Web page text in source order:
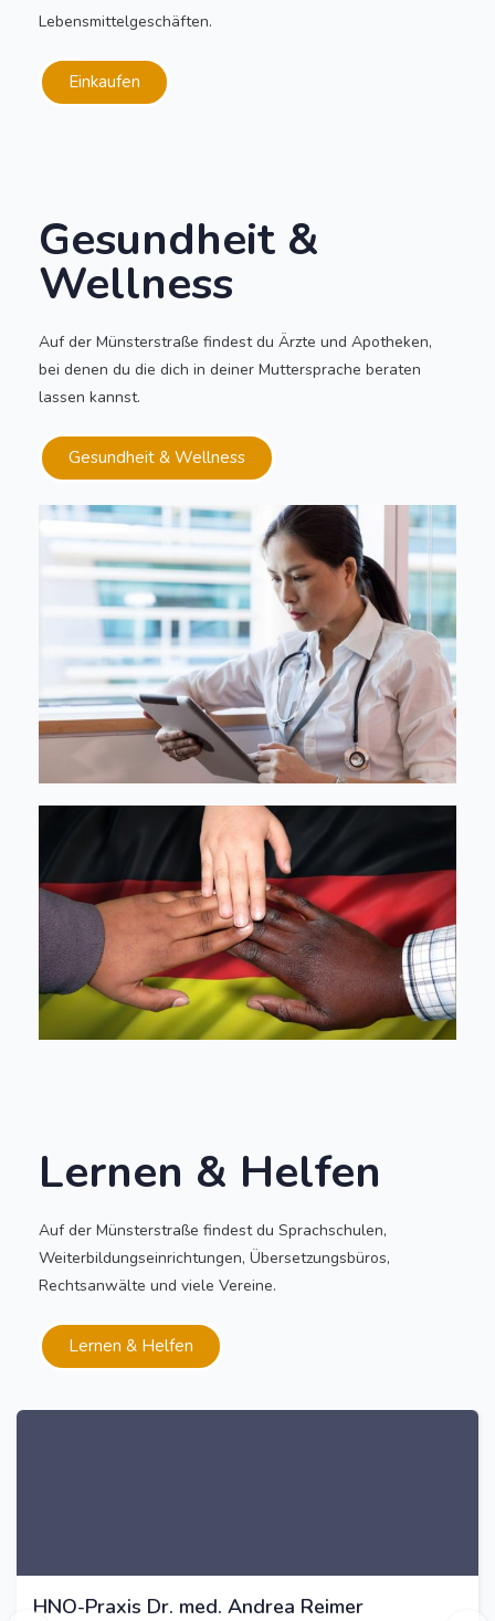
Lebensmittelgeschäften.
Einkaufen
Gesundheit &
Wellness
Auf der Münsterstraße findest du Ärzte und Apotheken,
bei denen du die dich in deiner Muttersprache beraten
lassen kannst.
Gesundheit & Wellness
Lernen & Helfen
Auf der Münsterstraße findest du Sprachschulen,
Weiterbildungseinrichtungen, Übersetzungsbüros,
Rechtsanwälte und viele Vereine.
Lernen & Helfen
HNO-Praxis Dr. med. Andrea Reimer